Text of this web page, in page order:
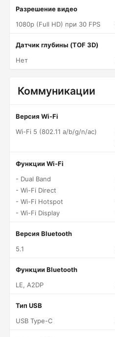
Разрешение видео
1080p (Full HD) при 30 FPS
Датчик глубины (TOF 3D)
Нет
Коммуникации
Версия Wi-Fi
Wi-Fi 5 (802.11 a/b/g/n/ac)
Функции Wi-Fi
- Dual Band
- Wi-Fi Direct
- Wi-Fi Hotspot
- Wi-Fi Display
Версия Bluetooth
5.1
Функции Bluetooth
LE, A2DP
Тип USB
USB Type-C